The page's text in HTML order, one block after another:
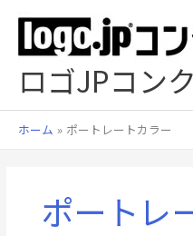
プ
ロゴJPコン
ホーム ポートレートカラー
ポートレ